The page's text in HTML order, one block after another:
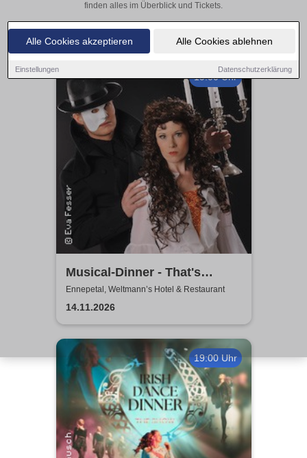
Alle Cookies akzeptieren Alle Cookies ablehnen
Einstellungen Datenschutzerklärung
finden alles im Überblick und Tickets.
19:00 Uhr
Musical-Dinner - That's
Entertainment
Ennepetal, Weltmann’s Hotel & Restaurant
14.11.2026
19:00 Uhr